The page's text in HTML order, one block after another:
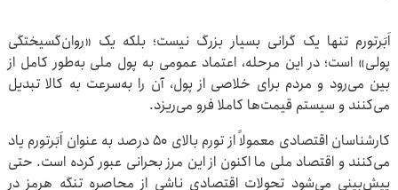
اَبَرتورم تنها یک گرانی بسیار بزرگ نیست؛ بلکه یک «روان‌گسیختگی
پولی» است؛ در این مرحله، اعتماد عمومی به پول ملی به‌طور کامل از
بین می‌رود و مردم برای خلاصی از پول، آن را به‌سرعت به کالا تبدیل
می‌کنند و سیستم قیمت‌ها کاملا فرو می‌ریزد.
کارشناسان اقتصادی معمولاً از تورم بالای ۵۰ درصد به عنوان اَبَرتورم یاد
می‌کنند و اقتصاد ملی ما اکنون از این مرز بحرانی عبور کرده است. حتی
پیش‌بینی می‌شود تحولات اقتصادی ناشی از محاصره تنگه هرمز در